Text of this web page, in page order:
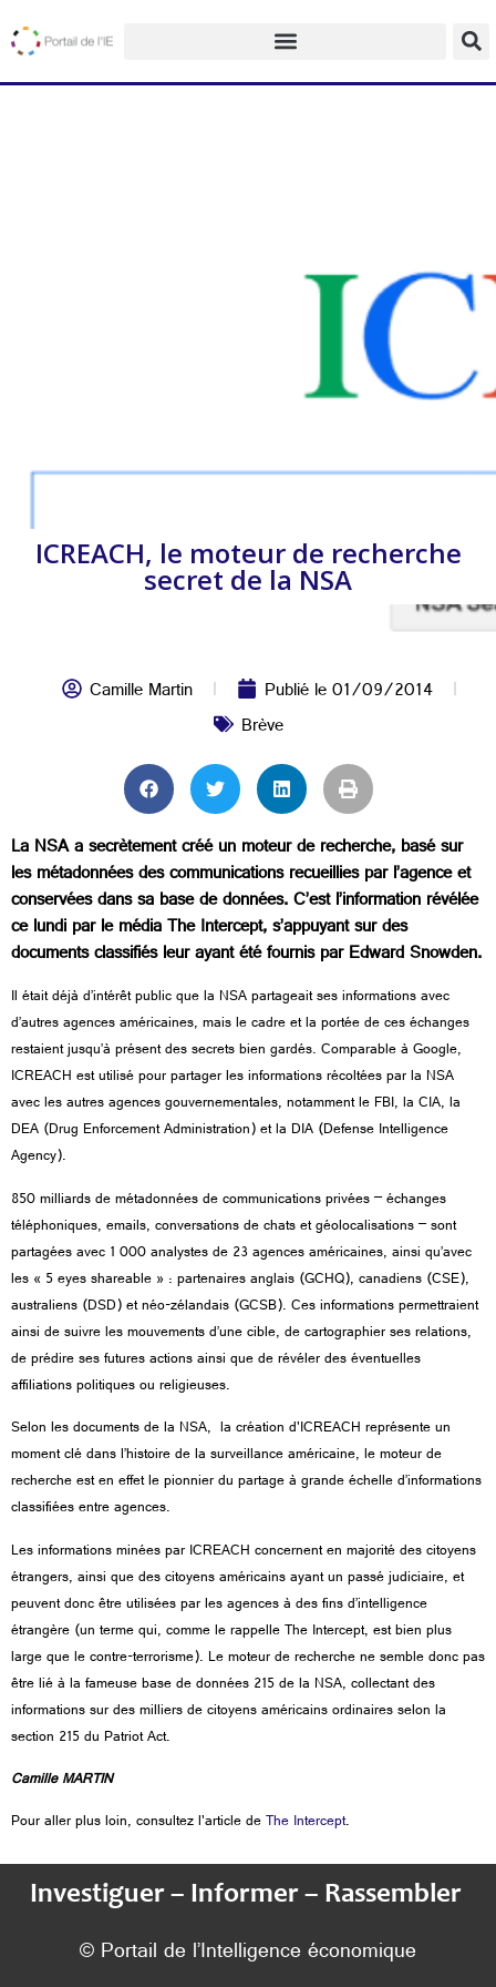
ICREACH, le moteur de recherche
secret de la NSA
Camille Martin Publié le01/09/2014
Brève
La NSA a secrètement créé un moteur de recherche, basé sur
les métadonnées des communications recueillies par l’agence et
conservées dans sa base de données. C’est l’information révélée
ce lundi par le média The Intercept, s’appuyant sur des
documents classifiés leur ayant été fournis par Edward Snowden.
Il était déjà d’intérêt public que la NSA partageait ses informations avec
d’autres agences américaines, mais le cadre et la portée de ces échanges
restaient jusqu’à présent des secrets bien gardés. Comparable à Google,
ICREACH est utilisé pour partager les informations récoltées par la NSA
avec les autres agences gouvernementales, notamment le FBI, la CIA, la
DEA (Drug Enforcement Administration) et la DIA (Defense Intelligence
Agency).
850 milliards de métadonnées de communications privées –échanges
téléphoniques, emails, conversations de chats et géolocalisations– sont
partagées avec 1 000 analystes de 23 agences américaines, ainsi qu’avec
les « 5 eyes shareable » : partenaires anglais (GCHQ), canadiens (CSE),
australiens (DSD) et néo-zélandais (GCSB). Ces informations permettraient
ainsi de suivre les mouvements d’une cible, de cartographier ses relations,
de prédire ses futures actions ainsi que de révéler des éventuelles
affiliations politiques ou religieuses.
Selon les documents de la NSA, la création d'ICREACH représente un
moment clé dans l’histoire de la surveillance américaine, le moteur de
recherche est en effet le pionnier du partage à grande échelle d’informations
classifiées entre agences.
Les informations minées par ICREACH concernent en majorité des citoyens
étrangers, ainsi que des citoyens américains ayant un passé judiciaire, et
peuvent donc être utilisées par les agences à des fins d’intelligence
étrangère (un terme qui, comme le rappelle The Intercept, est bien plus
large que le contre-terrorisme). Le moteur de recherche ne semble donc pas
être lié à la fameuse base de données 215 de la NSA, collectant des
informations sur des milliers de citoyens américains ordinaires selon la
section 215 du Patriot Act.
Camille MARTIN
Pour aller plus loin, consultez l'article deThe Intercept.
Investiguer – Informer – Rassembler
© Portail de l’Intelligence économique